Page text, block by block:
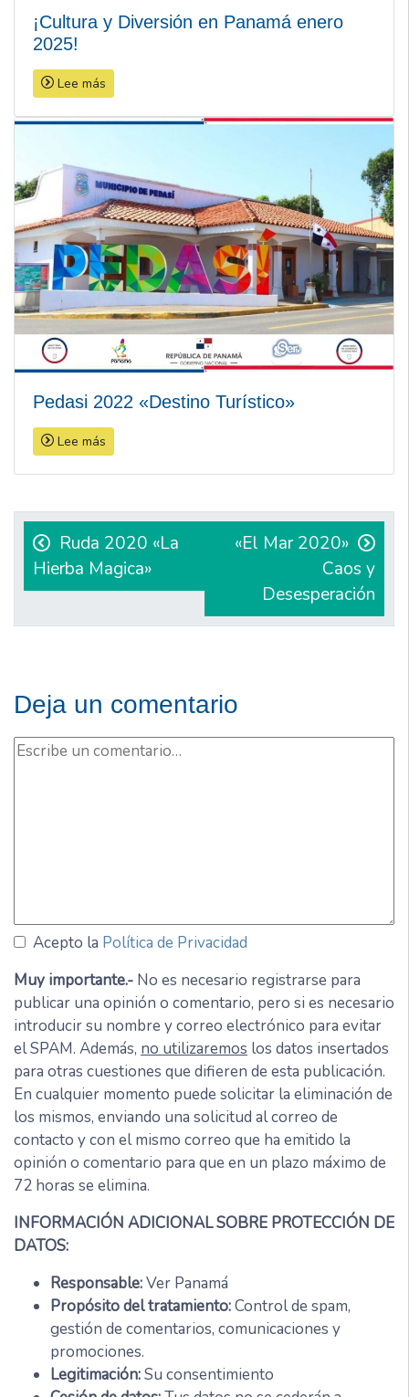
¡Cultura y Diversión en Panamá enero
2025!
Lee más
Pedasi 2022 «Destino Turístico»
Lee más
Navegación
de
entradas
Ruda 2020 «La
Hierba Magica»
«El Mar 2020»
Caos y
Desesperación
Deja un comentario
Acepto la Política de Privacidad
Muy importante.- No es necesario registrarse para
publicar una opinión o comentario, pero si es necesario
introducir su nombre y correo electrónico para evitar
el SPAM. Además, no utilizaremos los datos insertados
para otras cuestiones que difieren de esta publicación.
En cualquier momento puede solicitar la eliminación de
los mismos, enviando una solicitud al correo de
contacto y con el mismo correo que ha emitido la
opinión o comentario para que en un plazo máximo de
72 horas se elimina.
INFORMACIÓN ADICIONAL SOBRE PROTECCIÓN DE
DATOS:
Responsable:Ver Panamá
Propósito del tratamiento:Control de spam,
gestión de comentarios, comunicaciones y
promociones.
Legitimación:Su consentimiento